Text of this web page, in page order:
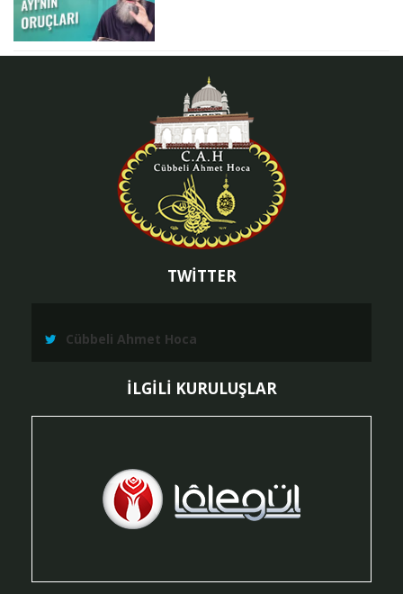
TWİTTER
Cübbeli Ahmet Hoca
İLGİLİ KURULUŞLAR